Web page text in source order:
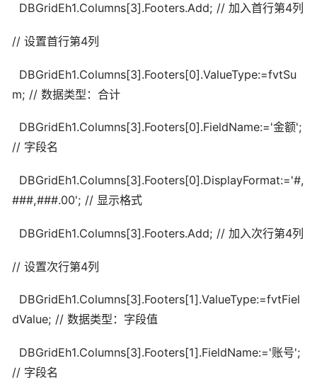
DBGridEh1.Columns[3].Footers.Add; // 加入首行第4列
// 设置首行第4列
DBGridEh1.Columns[3].Footers[0].ValueType:=fvtSu
m; // 数据类型：合计
DBGridEh1.Columns[3].Footers[0].FieldName:='金额';
// 字段名
DBGridEh1.Columns[3].Footers[0].DisplayFormat:='#,
###,###.00'; // 显示格式
DBGridEh1.Columns[3].Footers.Add; // 加入次行第4列
// 设置次行第4列
DBGridEh1.Columns[3].Footers[1].ValueType:=fvtFiel
dValue; // 数据类型：字段值
DBGridEh1.Columns[3].Footers[1].FieldName:='账号';
// 字段名